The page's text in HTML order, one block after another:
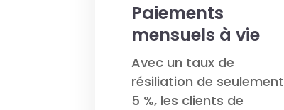
Paiements
mensuels à vie
Avec un taux de
résiliation de seulement
5 %, les clients de